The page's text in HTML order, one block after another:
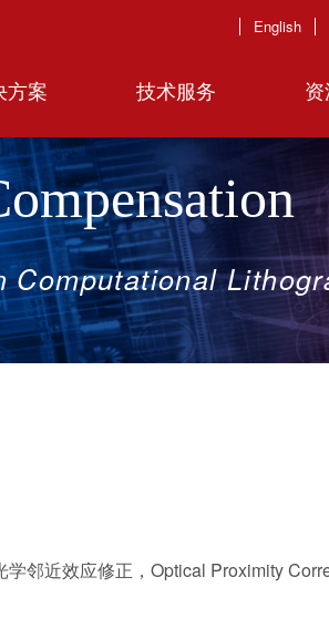
方案 技术服务
English
Computational
邻近效应修正，Optical Proximity